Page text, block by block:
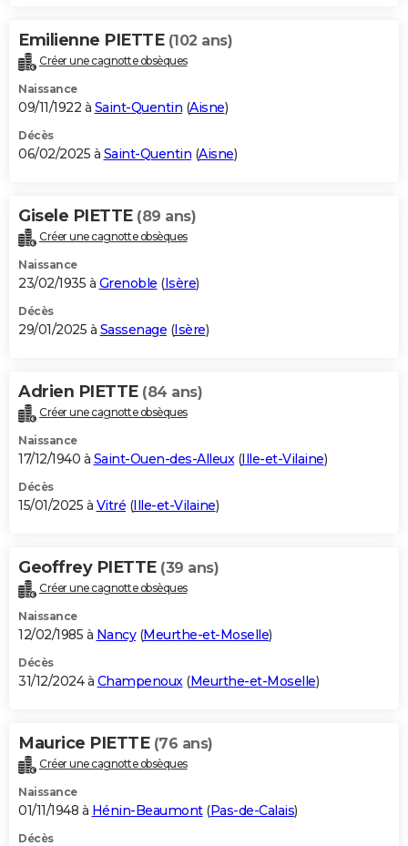
Emilienne PIETTE (102 ans)
Créer une cagnotte obsèques
Naissance
09/11/1922 à Saint-Quentin (Aisne)
Décès
06/02/2025 à Saint-Quentin (Aisne)
Gisele PIETTE (89 ans)
Créer une cagnotte obsèques
Naissance
23/02/1935 à Grenoble (Isère)
Décès
29/01/2025 à Sassenage (Isère)
Adrien PIETTE (84 ans)
Créer une cagnotte obsèques
Naissance
17/12/1940 à Saint-Ouen-des-Alleux(Ille-et-Vilaine)
Décès
15/01/2025 à Vitré (Ille-et-Vilaine)
Geoffrey PIETTE (39 ans)
Créer une cagnotte obsèques
Naissance
12/02/1985 à Nancy(Meurthe-et-Moselle)
Décès
31/12/2024 à Champenoux(Meurthe-et-Moselle)
Maurice PIETTE (76 ans)
Créer une cagnotte obsèques
Naissance
01/11/1948 à Hénin-Beaumont(Pas-de-Calais)
Décès